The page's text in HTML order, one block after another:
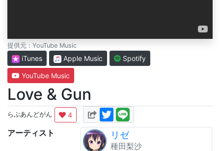
提供元 : YouTube Music
iTunes Apple Music Spotify
YouTube Music
Love & Gun
らぶあんどがん 4
アーティスト リゼ
種田梨沙